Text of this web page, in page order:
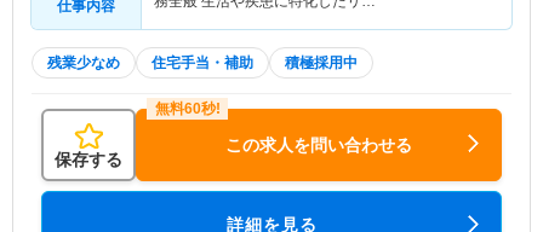
仕事内容
残業少なめ 住宅手当・補助 積極採用中
保存する
この求人を問い合わせる
詳細を見る